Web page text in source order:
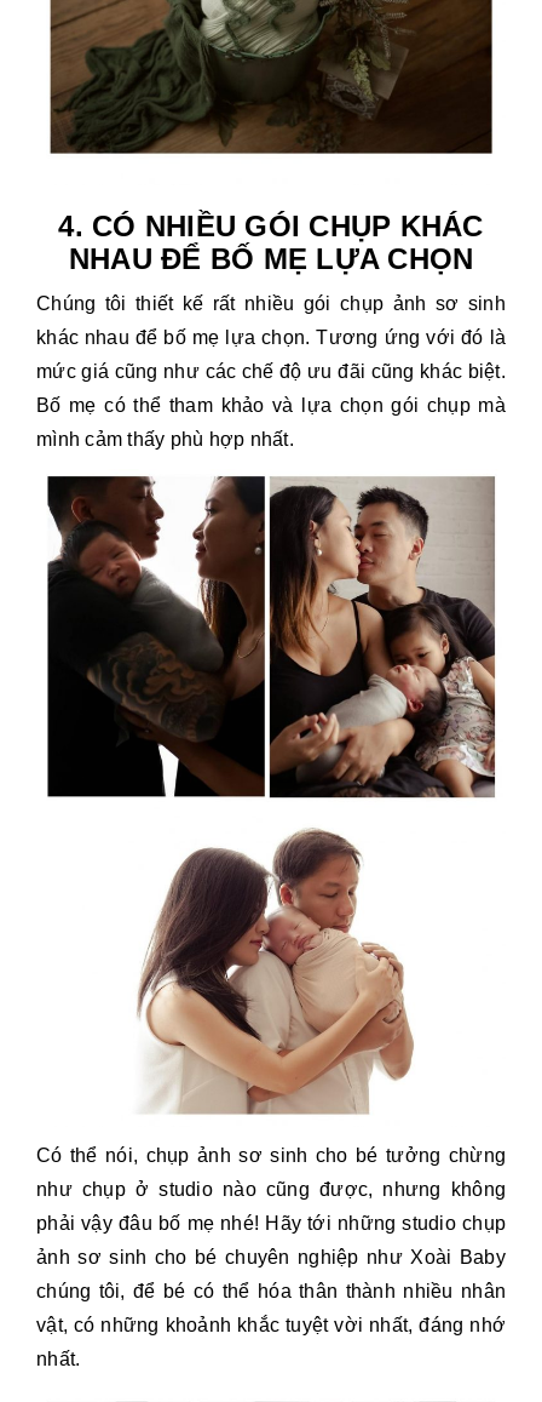
4. CÓ NHIỀU GÓI CHỤP KHÁC
NHAU ĐỂ BỐ MẸ LỰA CHỌN
Chúng tôi thiết kế rất nhiều gói chụp ảnh sơ sinh
khác nhau để bố mẹ lựa chọn. Tương ứng với đó là
mức giá cũng như các chế độ ưu đãi cũng khác biệt.
Bố mẹ có thể tham khảo và lựa chọn gói chụp mà
mình cảm thấy phù hợp nhất.
Có thể nói, chụp ảnh sơ sinh cho bé tưởng chừng
như chụp ở studio nào cũng được, nhưng không
phải vậy đâu bố mẹ nhé! Hãy tới những studio chụp
ảnh sơ sinh cho bé chuyên nghiệp như Xoài Baby
chúng tôi, để bé có thể hóa thân thành nhiều nhân
vật, có những khoảnh khắc tuyệt vời nhất, đáng nhớ
nhất.